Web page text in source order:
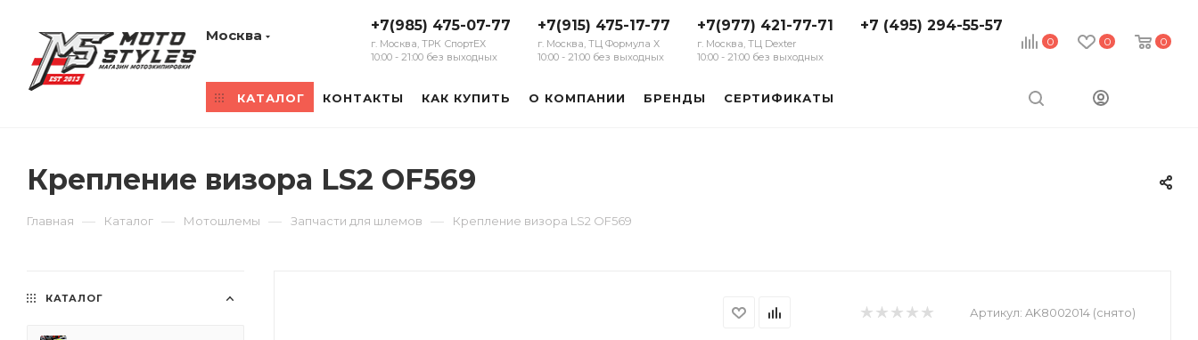
0 0 0
Москва
+7(985) 475-07-77
г. Москва, ТРК СпортЕХ
10:00 - 21:00 без выходных
+7(915) 475-17-77
г. Москва, ТЦ Формула Х
10:00 - 21:00 без выходных
+7(977) 421-77-71
г. Москва, ТЦ Dexter
10:00 - 21:00 без выходных
+7 (495) 294-55-57
КАТАЛОГ КОНТАКТЫ КАК КУПИТЬ О КОМПАНИИ БРЕНДЫ СЕРТИФИКАТЫ
Крепление визора LS2 OF569
Главная — Каталог — Мотошлемы — Запчасти для шлемов — Крепление визора LS2 OF569
Артикул: AK8002014 (снято)
КАТАЛОГ